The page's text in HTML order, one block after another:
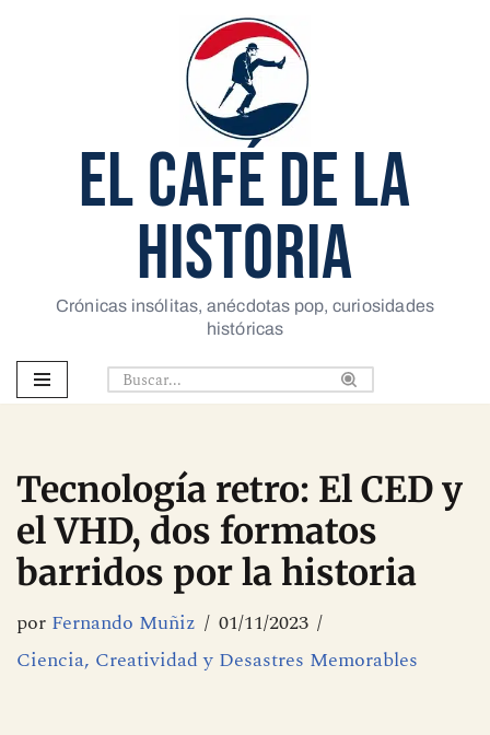
EL CAFÉ DE LA
HISTORIA
Crónicas insólitas, anécdotas pop, curiosidades
históricas
Tecnología retro: El CED y
el VHD, dos formatos
barridos por la historia
por Fernando Muñiz
01/11/2023
Ciencia, Creatividad y Desastres Memorables